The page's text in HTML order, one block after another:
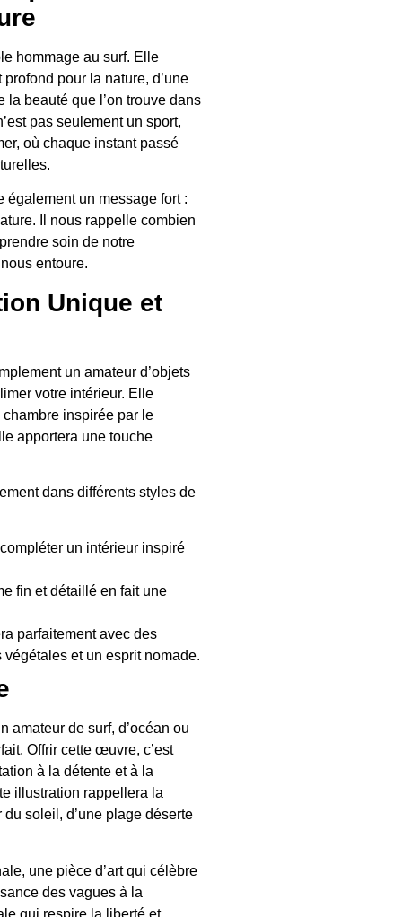
hommage au surf. Elle
pour la nature, d’une
la beauté que l’on trouve dans
pas seulement un sport,
où chaque instant passé
également un message fort :
Il nous rappelle combien
soin de notre
entoure.
Unique et
un amateur d’objets
votre intérieur. Elle
inspirée par le
apportera une touche
dans différents styles de
un intérieur inspiré
fin et détaillé en fait une
parfaitement avec des
et un esprit nomade.
amateur de surf, d’océan ou
Offrir cette œuvre, c’est
à la détente et à la
illustration rappellera la
soleil, d’une plage déserte
une pièce d’art qui célèbre
des vagues à la
qui respire la liberté et